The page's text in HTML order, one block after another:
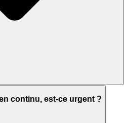
continu, est-ce urgent ?